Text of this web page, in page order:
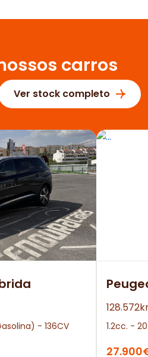
carros
Ver stock completo
- 136CV 1.2cc. -